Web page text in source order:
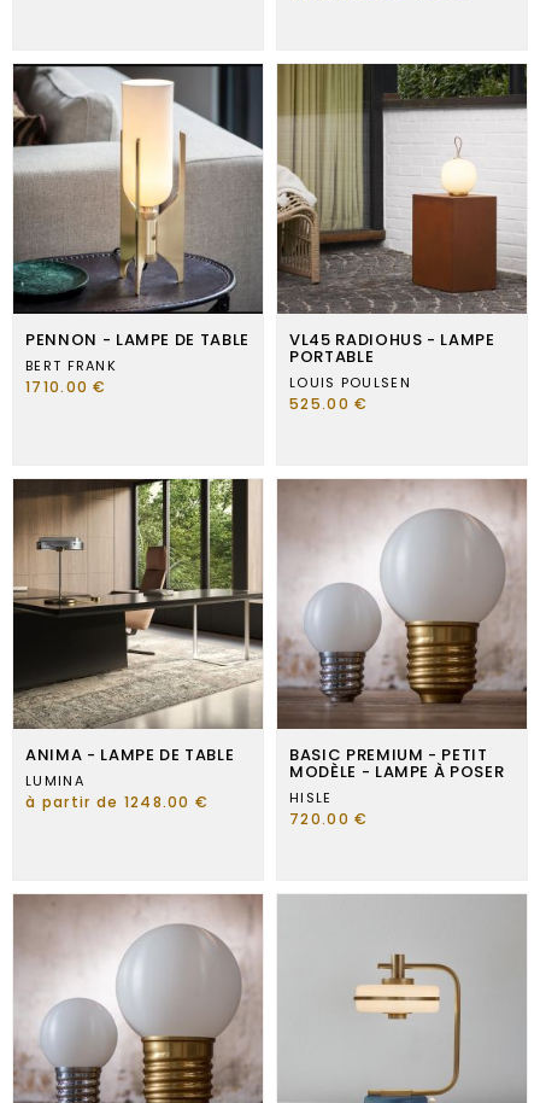
PENNON - LAMPE DE TABLE
BERT FRANK
1710.00 €
VL45 RADIOHUS - LAMPE
PORTABLE
LOUIS POULSEN
525.00 €
ANIMA - LAMPE DE TABLE
LUMINA
à partir de 1248.00 €
BASIC PREMIUM - PETIT
MODÈLE - LAMPE À POSER
HISLE
720.00 €